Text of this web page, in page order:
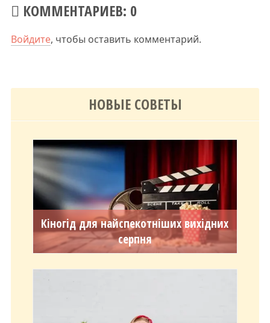
КОММЕНТАРИЕВ: 0
Войдите, чтобы оставить комментарий.
НОВЫЕ СОВЕТЫ
Кіногід для найспекотніших вихідних
серпня